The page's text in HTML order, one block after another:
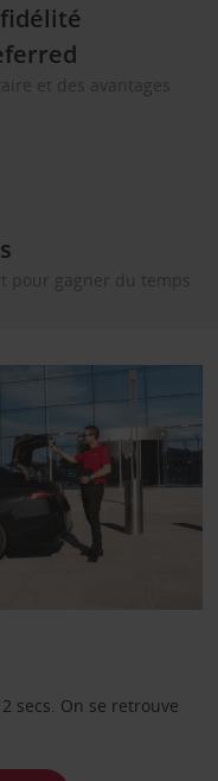
et des avantages
pour gagner du temps
secs. On se retrouve